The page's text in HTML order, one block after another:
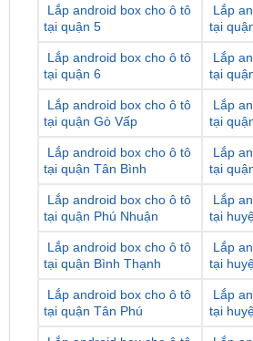
Lắp android box cho ô tô
tại quận 6
Lắp
tại
Lắp android box cho ô tô
tại quận Gò Vấp
Lắp
tại
Lắp android box cho ô tô
tại quận Tân Bình
Lắp
tại
Lắp android box cho ô tô
tại quận Phú Nhuận
Lắp
tại
Lắp android box cho ô tô
tại quận Bình Thạnh
Lắp
tại
Lắp android box cho ô tô
tại quận Tân Phú
Lắp
tại
Lắp android box cho ô tô
tại huyện Củ Chi
Lắp
tại